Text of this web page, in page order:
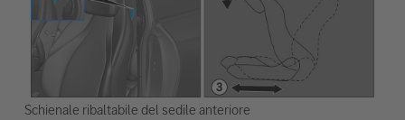
Schienale ribaltabile del sedile anteriore